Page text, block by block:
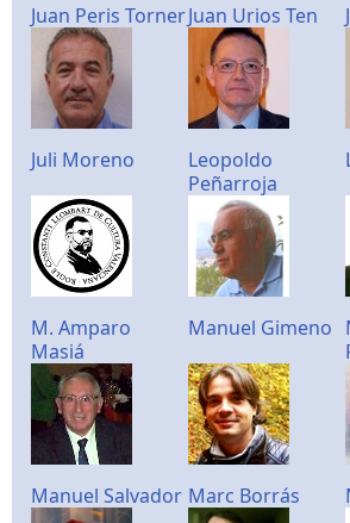
Juan Peris TornerJuan Urios Ten
Juli Moreno
Leopoldo
Peñarroja
M. Amparo
Masiá
Manuel Gimeno
Manuel Salvador Marc Borrás